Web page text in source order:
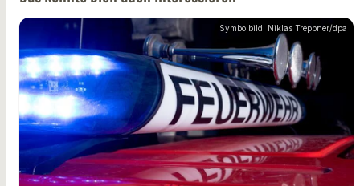
Symbolbild: Niklas Treppner/dpa